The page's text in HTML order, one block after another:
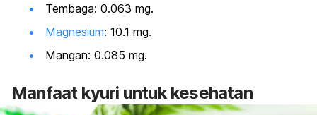
Tembaga: 0.063 mg.
Magnesium: 10.1 mg.
Mangan: 0.085 mg.
Manfaat kyuri untuk kesehatan